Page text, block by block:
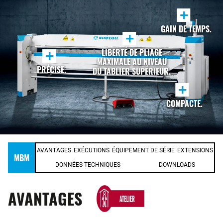
+
LIBERTÉ DE PLIAGE
MAXIMALE AU NIVEAU
DU TABLIER SUPÉRIEUR.
+
GAIN DE TEMPS.
+
PRÉCISE.
+
COMPACTE.
MBM
AVANTAGES EXÉCUTIONS ÉQUIPEMENT DE SÉRIE EXTENSIONS
DONNÉES TECHNIQUES DOWNLOADS
AVANTAGES